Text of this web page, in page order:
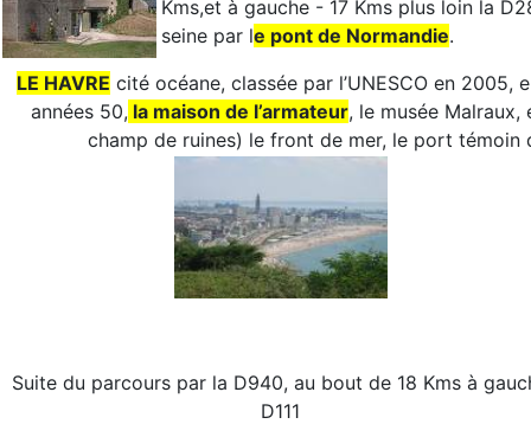
Kms,et à gauche - 17 Kms plus loin la
seine par le pont de Normandie.
LE HAVRE cité océane, classée par l’UNESCO en
années 50, la maison de l’armateur, le musée
champ de ruines) le front de mer, le port témoin
Suite du parcours par la D940, au bout de 18 Kms à
D111